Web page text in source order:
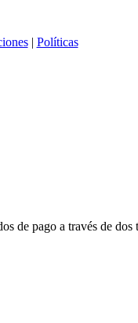
| Políticas
de pago a través de